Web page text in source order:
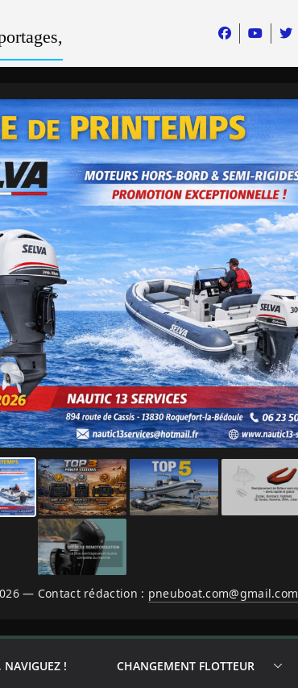
— Contact rédaction : pneuboat.com@gmail.com
NAVIGUEZ ! CHANGEMENT FLOTTEUR